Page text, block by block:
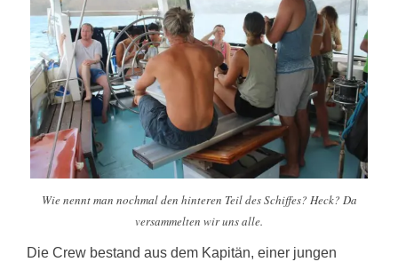
Wie nennt man nochmal den hinteren Teil des Schiffes? Heck? Da
versammelten wir uns alle.
Die Crew bestand aus dem Kapitän, einer jungen